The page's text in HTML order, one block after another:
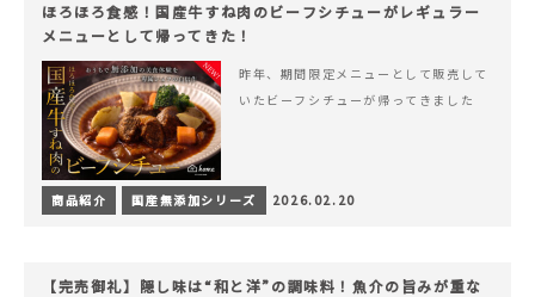
ほろほろ食感！国産牛すね肉のビーフシチューがレギュラー
メニューとして帰ってきた！
昨年、期間限定メニューとして販売して
いたビーフシチューが帰ってきました
商品紹介 国産無添加シリーズ 2026.02.20
【完売御礼】隠し味は“和と洋”の調味料！魚介の旨みが重な